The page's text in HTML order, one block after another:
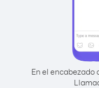
En el encabezado